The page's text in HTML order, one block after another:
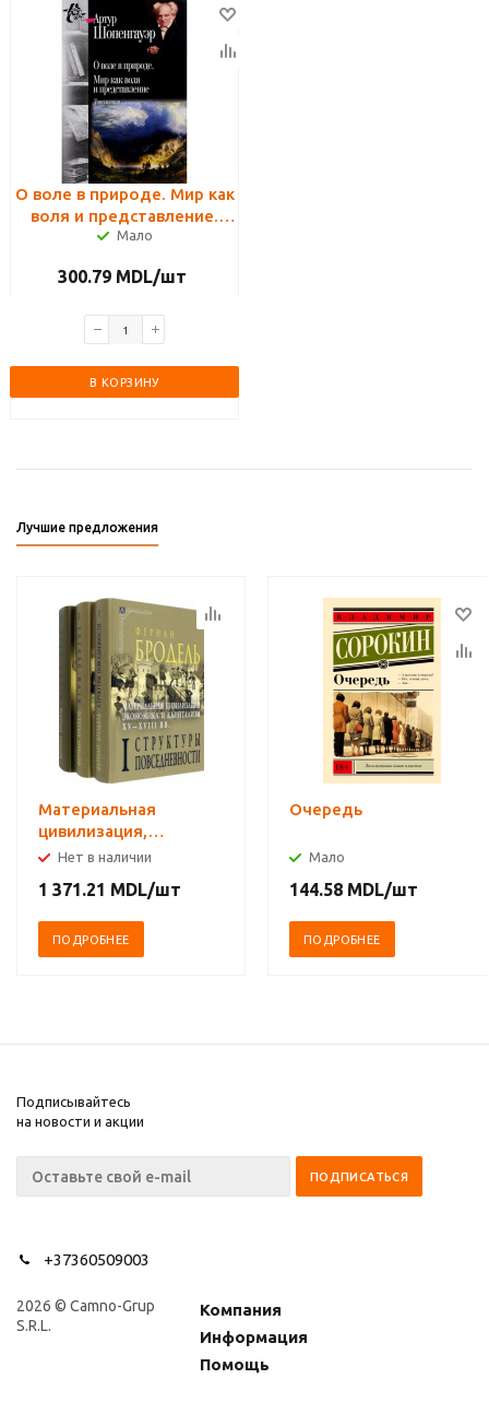
О воле в природе. Мир как
воля и представление.
Дополнения
Мало
300.79 MDL/шт
В КОРЗИНУ
Лучшие предложения
Материальная
цивилизация,
экономика и
вв. Комплект в 3-х
томах
Нет в наличии
1 371.21 MDL/шт
ПОДРОБНЕЕ
Очередь
Мало
144.58 MDL/шт
ПОДРОБНЕЕ
Подписывайтесь
на новости и акции
+37360509003
2026 © Camno-Grup
S.R.L.
Компания
Информация
Помощь